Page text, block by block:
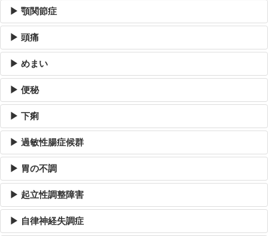
▶ 顎関節症
▶ 頭痛
▶ めまい
▶ 便秘
▶ 下痢
▶ 過敏性腸症候群
▶ 胃の不調
▶ 起立性調整障害
▶ 自律神経失調症